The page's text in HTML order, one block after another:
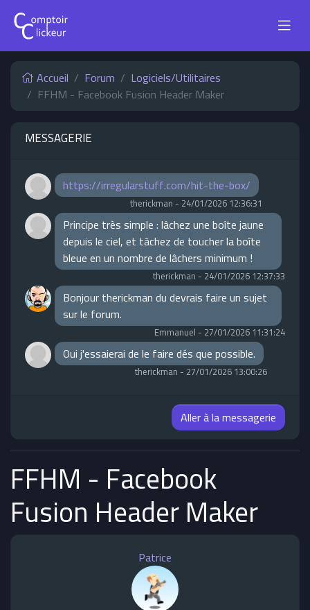
Accueil Forum
Logiciels/Utilitaires
FFHM - Facebook Fusion Header Maker
MESSAGERIE
https://irregularstuff.com/hit-the-box/
therickman - 24/01/2026 12:36:31
Principe très simple : lâchez une boîte jaune
depuis le ciel, et tâchez de toucher la boîte
bleue en un nombre de lâchers minimum !
therickman - 24/01/2026 12:37:33
Bonjour therickman du devrais faire un sujet
sur le forum.
Emmanuel - 27/01/2026 11:31:24
Oui j'essaierai de le faire dés que possible.
therickman - 27/01/2026 13:00:26
Aller à la messagerie
FFHM - Facebook
Fusion Header Maker
Patrice